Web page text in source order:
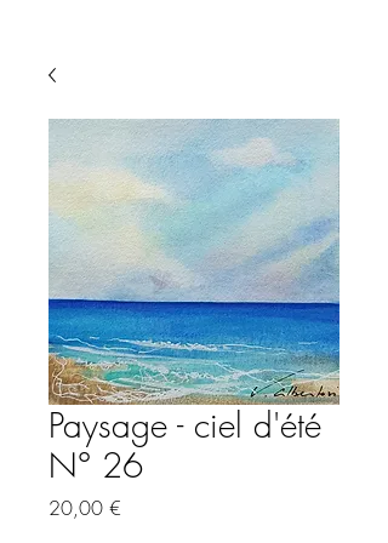
Paysage - ciel d'été
N° 26
20,00 €